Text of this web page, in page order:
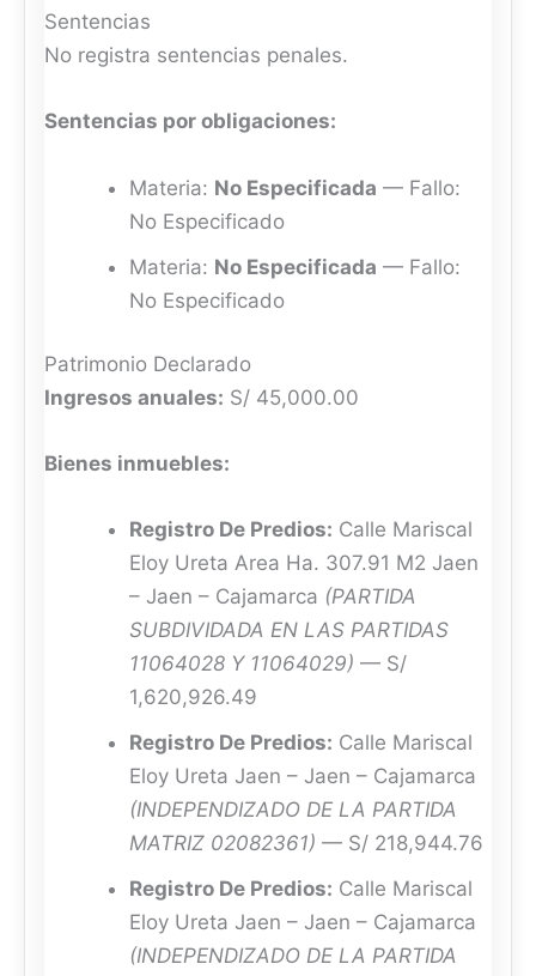
Sentencias
No registra sentencias penales.
Sentencias por obligaciones:
Materia: No Especificada — Fallo:
No Especificado
Materia: No Especificada — Fallo:
No Especificado
Patrimonio Declarado
Ingresos anuales: S/ 45,000.00
Bienes inmuebles:
Registro De Predios: Calle Mariscal
Eloy Ureta Area Ha. 307.91 M2 Jaen
– Jaen – Cajamarca (PARTIDA
SUBDIVIDADA EN LAS PARTIDAS
11064028 Y 11064029) — S/
1,620,926.49
Registro De Predios: Calle Mariscal
Eloy Ureta Jaen – Jaen – Cajamarca
(INDEPENDIZADO DE LA PARTIDA
MATRIZ 02082361) — S/ 218,944.76
Registro De Predios: Calle Mariscal
Eloy Ureta Jaen – Jaen – Cajamarca
(INDEPENDIZADO DE LA PARTIDA